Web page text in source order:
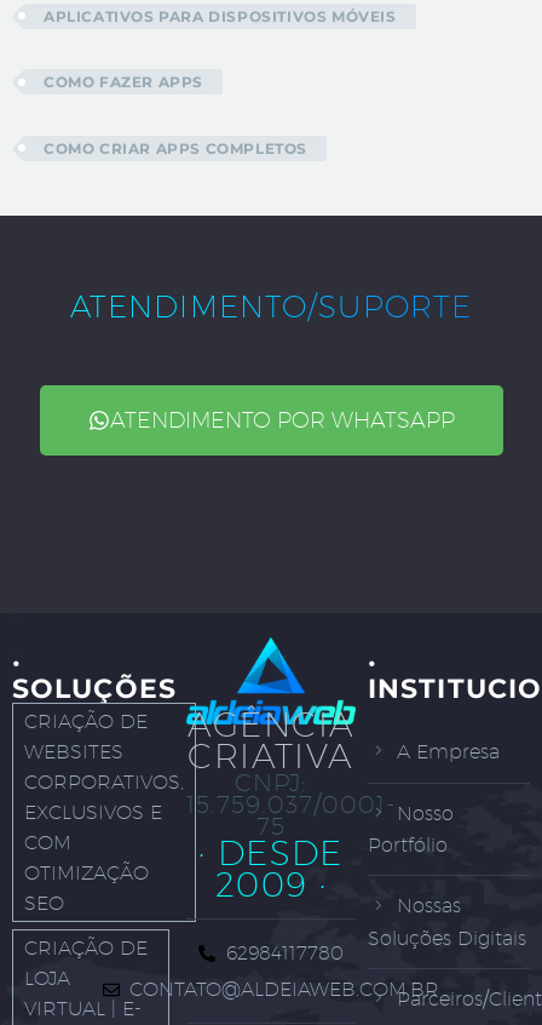
APLICATIVOS PARA DISPOSITIVOS MÓVEIS
COMO FAZER APPS
COMO CRIAR APPS COMPLETOS
ATENDIMENTO/SUPORTE
ATENDIMENTO POR WHATSAPP
·
SOLUÇÕES
CRIAÇÃO DE
WEBSITES
CORPORATIVOS,
EXCLUSIVOS E
COM
OTIMIZAÇÃO
SEO
CRIAÇÃO DE
LOJA
VIRTUAL | E-
AGÊNCIA
CRIATIVA
CNPJ:
15.759.037/0001-
75
· DESDE
2009 ·
62984117780
CONTATO@ALDEIAWEB.COM.BR
·
A Empresa
Nosso
Portfólio
Nossas
Soluções Digitais
Parceiros/